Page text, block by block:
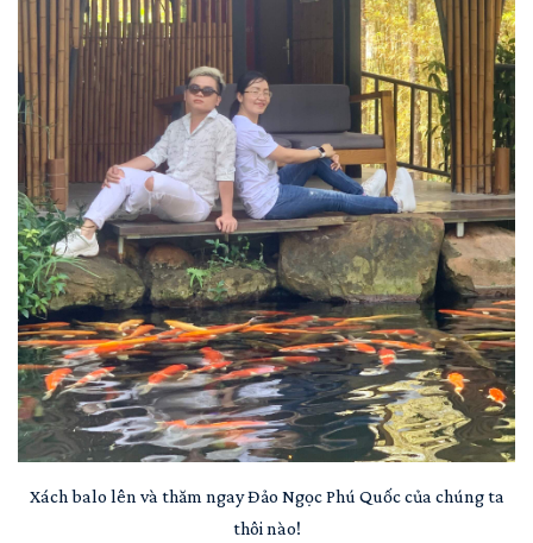
Xách balo lên và thăm ngay Đảo Ngọc Phú Quốc của chúng ta
thôi nào!